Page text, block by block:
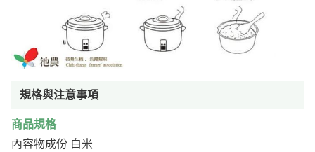
規格與注意事項
商品規格
內容物成份 白米